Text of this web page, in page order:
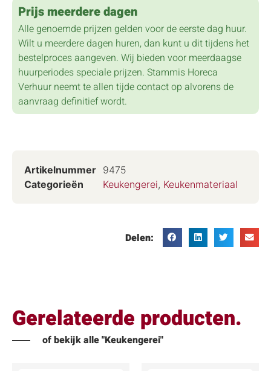
Prijs meerdere dagen
Alle genoemde prijzen gelden voor de eerste dag huur.
Wilt u meerdere dagen huren, dan kunt u dit tijdens het
bestelproces aangeven. Wij bieden voor meerdaagse
huurperiodes speciale prijzen. Stammis Horeca
Verhuur neemt te allen tijde contact op alvorens de
aanvraag definitief wordt.
Artikelnummer 9475
Categorieën
Keukengerei, Keukenmateriaal
Delen:
Gerelateerde producten.
of bekijk alle "Keukengerei"